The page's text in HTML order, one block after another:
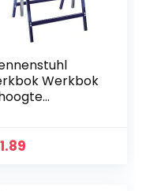
Werkbok